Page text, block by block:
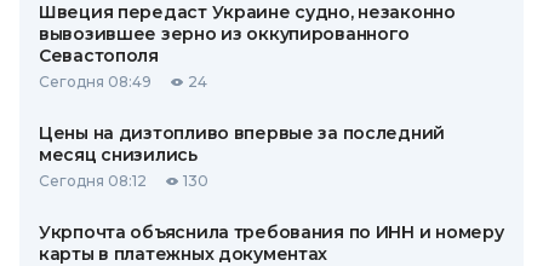
Швеция передаст Украине судно, незаконно
вывозившее зерно из оккупированного
Севастополя
Сегодня 08:49 24
Цены на дизтопливо впервые за последний
месяц снизились
Сегодня 08:12 130
Укрпочта объяснила требования по ИНН и номеру
карты в платежных документах